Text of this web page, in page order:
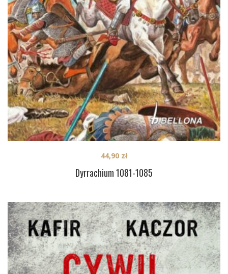
Dyrrachium 1081-1085
44,90 zł